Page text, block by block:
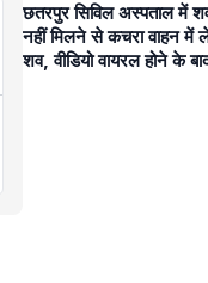
छतरपुर सिविल अस्पताल में
नहीं मिलने से कचरा वाहन में
शव, वीडियो वायरल होने के